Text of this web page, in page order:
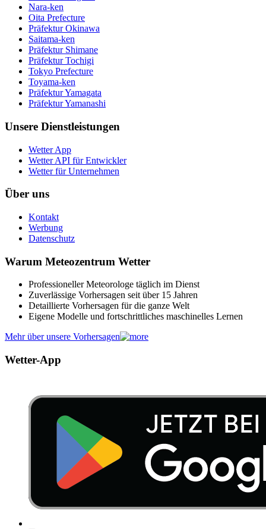
Nara-ken
Oita Prefecture
Präfektur Okinawa
Saitama-ken
Präfektur Shimane
Präfektur Tochigi
Tokyo Prefecture
Toyama-ken
Präfektur Yamagata
Präfektur Yamanashi
Unsere Dienstleistungen
Wetter App
Wetter API für Entwickler
Wetter für Unternehmen
Über uns
Kontakt
Werbung
Datenschutz
Warum Meteozentrum Wetter
Professioneller Meteorologe täglich im Dienst
Zuverlässige Vorhersagen seit über 15 Jahren
Detaillierte Vorhersagen für die ganze Welt
Eigene Modelle und fortschrittliches maschinelles Lernen
Mehr über unsere Vorhersagen
Wetter-App